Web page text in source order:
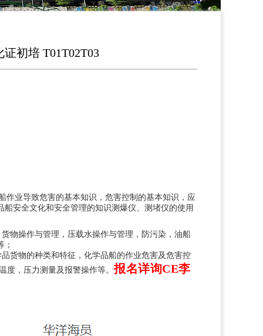
初培 T01T02T03
作业导致危害的基本知识，危害控制的基本知识，应
安全文化和安全管理的知识测爆仪、测堵仪的使用
物操作与管理，压载水操作与管理，防污染，油船
货物的种类和特征，化学品船的作业危害及危害控
，压力测量及报警操作等。 报名详询CE李